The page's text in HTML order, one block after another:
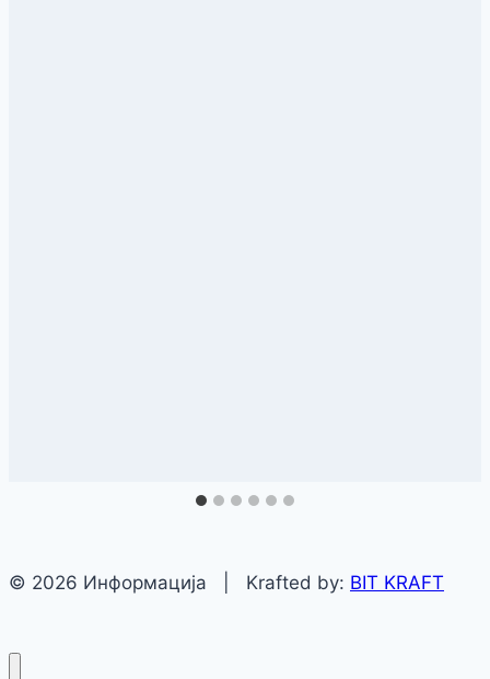
© 2026 Информација | Krafted by: BIT KRAFT